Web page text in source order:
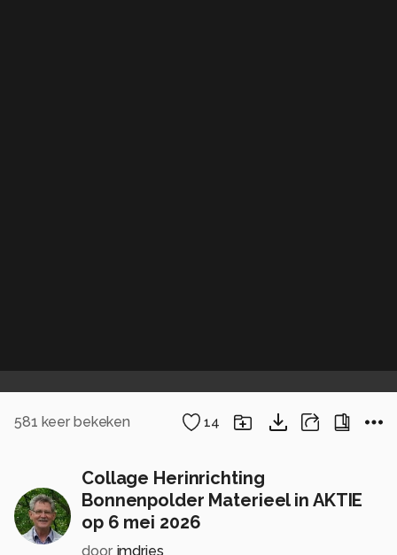
581 keer bekeken 14
Collage Herinrichting
Bonnenpolder Materieel in AKTIE
op 6 mei 2026
door jmdries